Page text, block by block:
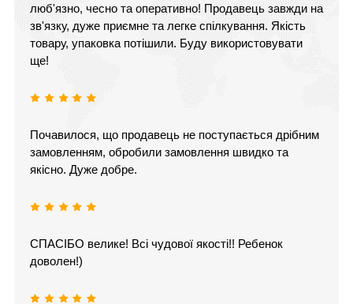
люб'язно, чесно та оперативно! Продавець завжди на
зв'язку, дуже приємне та легке спілкування. Якість
товару, упаковка потішили. Буду використовувати
ще!
Почавилося, що продавець не поступається дрібним
замовленням, обробили замовлення швидко та
якісно. Дуже добре.
СПАСІБО велике! Всі чудової якості!! Ребенок
доволен!)